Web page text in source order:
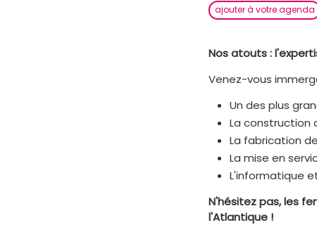
ajouter à votre agenda
Nos atouts :
Venez-vous
Un des plus
La construction
La fabrication
La mise en
L'informatique
N'hésitez pas, les
l'Atlantique !